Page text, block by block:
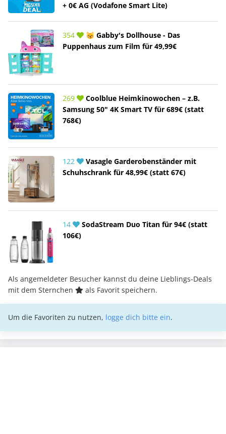
+ 0€ AG (Vodafone Smart Lite)
354
😽 Gabby's Dollhouse - Das
Puppenhaus zum Film für 49,99€
269
Coolblue Heimkinowochen – z.B.
Samsung 50" 4K Smart TV für 689€ (statt
768€)
122
Vasagle Garderobenständer mit
Schuhschrank für 48,99€ (statt 67€)
14
SodaStream Duo Titan für 94€ (statt
106€)
Als angemeldeter Besucher kannst du deine Lieblings-Deals
mit dem Sternchen
als Favorit speichern.
Um die Favoriten zu nutzen, logge dich bitte ein.